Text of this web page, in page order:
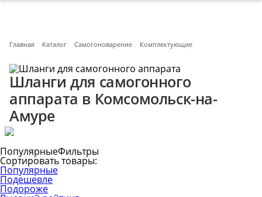
Главная Каталог Самогоноварение Комплектующие
Шланги для самогонного
аппарата в Комсомольск-на-
Амуре
ПопулярныеФильтры
Сортировать товары:
Популярные
Подешевле
Подороже